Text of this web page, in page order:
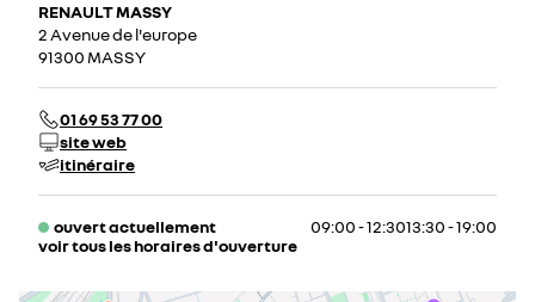
RENAULT MASSY
2 Avenue de l'europe
91300 MASSY
01 69 53 77 00
site web
itinéraire
ouvert actuellement 09:00 - 12:3013:30 - 19:00
voir tous les horaires d'ouverture
mardi
09:00 - 12:30
13:30 - 19:00